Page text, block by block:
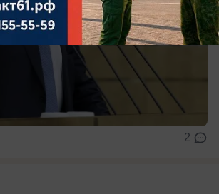
2